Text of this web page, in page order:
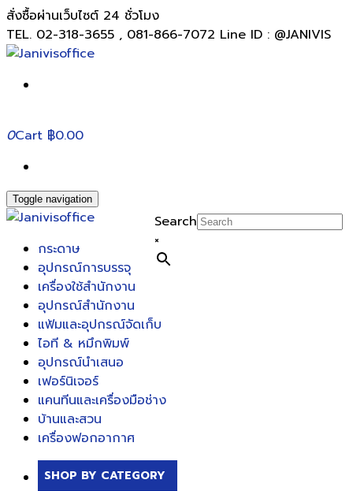
สั่งซื้อผ่านเว็บไซต์ 24 ชั่วโมง
TEL. 02-318-3655 , 081-866-7072 Line ID : @JANIVIS
0Cart ฿0.00
Toggle navigation
Search
×
กระดาษ
อุปกรณ์การบรรจุ
เครื่องใช้สำนักงาน
อุปกรณ์สำนักงาน
แฟ้มและอุปกรณ์จัดเก็บ
ไอที & หมึกพิมพ์
อุปกรณ์นำเสนอ
เฟอร์นิเจอร์
แคนทีนและเครื่องมือช่าง
บ้านและสวน
เครื่องฟอกอากาศ
SHOP BY CATEGORY